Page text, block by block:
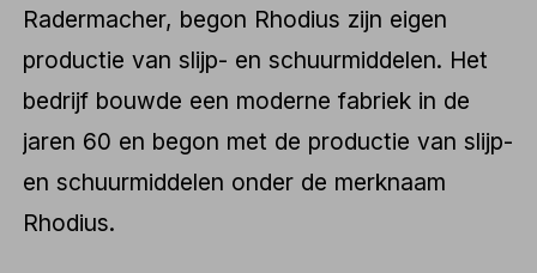
Radermacher, begon Rhodius zijn eigen
productie van slijp- en schuurmiddelen. Het
bedrijf bouwde een moderne fabriek in de
jaren 60 en begon met de productie van slijp-
en schuurmiddelen onder de merknaam
Rhodius.